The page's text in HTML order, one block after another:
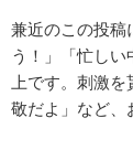
兼近のこの投稿
う！」「忙し
上です。刺激
敬だよ」など、